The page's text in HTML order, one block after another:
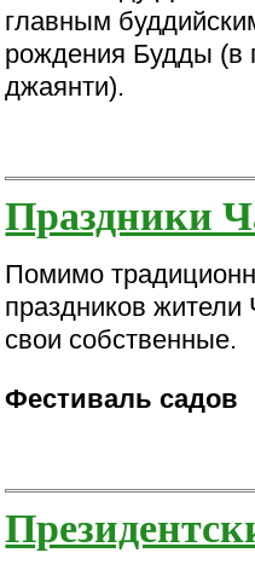
главным
рождения Будды (в
джаянти).
Праздники
Помимо
праздников
свои собственные.
Фестиваль садов